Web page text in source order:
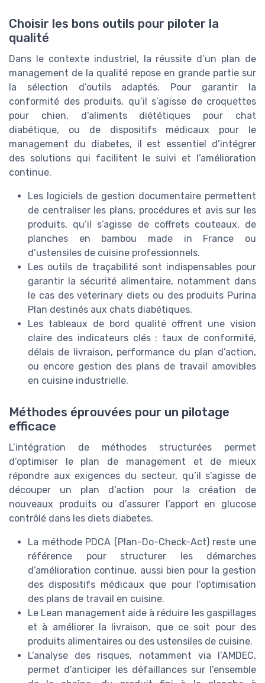
Choisir les bons outils pour piloter la
qualité
Dans le contexte industriel, la réussite d’un plan de
management de la qualité repose en grande partie sur
la sélection d’outils adaptés. Pour garantir la
conformité des produits, qu’il s’agisse de croquettes
pour chien, d’aliments diététiques pour chat
diabétique, ou de dispositifs médicaux pour le
management du diabetes, il est essentiel d’intégrer
des solutions qui facilitent le suivi et l’amélioration
continue.
Les logiciels de gestion documentaire permettent
de centraliser les plans, procédures et avis sur les
produits, qu’il s’agisse de coffrets couteaux, de
planches en bambou made in France ou
d’ustensiles de cuisine professionnels.
Les outils de traçabilité sont indispensables pour
garantir la sécurité alimentaire, notamment dans
le cas des veterinary diets ou des produits Purina
Plan destinés aux chats diabétiques.
Les tableaux de bord qualité offrent une vision
claire des indicateurs clés : taux de conformité,
délais de livraison, performance du plan d’action,
ou encore gestion des plans de travail amovibles
en cuisine industrielle.
Méthodes éprouvées pour un pilotage
efficace
L’intégration de méthodes structurées permet
d’optimiser le plan de management et de mieux
répondre aux exigences du secteur, qu’il s’agisse de
découper un plan d’action pour la création de
nouveaux produits ou d’assurer l’apport en glucose
contrôlé dans les diets diabetes.
La méthode PDCA (Plan-Do-Check-Act) reste une
référence pour structurer les démarches
d’amélioration continue, aussi bien pour la gestion
des dispositifs médicaux que pour l’optimisation
des plans de travail en cuisine.
Le Lean management aide à réduire les gaspillages
et à améliorer la livraison, que ce soit pour des
produits alimentaires ou des ustensiles de cuisine.
L’analyse des risques, notamment via l’AMDEC,
permet d’anticiper les défaillances sur l’ensemble